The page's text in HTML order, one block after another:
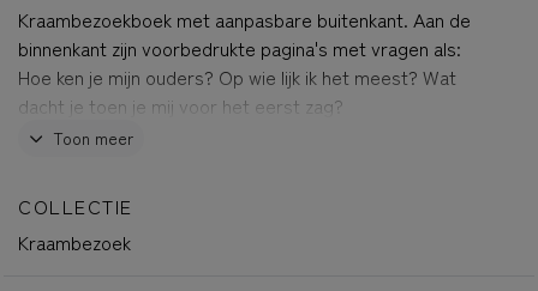
Kraambezoekboek met aanpasbare buitenkant. Aan de
binnenkant zijn voorbedrukte pagina's met vragen als:
Hoe ken je mijn ouders? Op wie lijk ik het meest? Wat
dacht je toen je mij voor het eerst zag?
karton en mat gelamineerd.
☆ Vanwege de verschillende papiersoorten kan het zo
Toon meer
COLLECTIE
Kraambezoek